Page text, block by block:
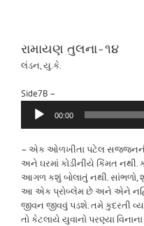
રામાયણ તુલના-૧૪
લંડન, યુ.કે.
Side7B –
00:00
– એક ઓળખીતા પટેલ સજ્જનની
અને ઘરમાં કોડીનીયે કિંમત
આગળ કશું બોલાતું નથી.
આ એક પ્રોબ્લેમ છે અને એને નહિ
જીવન જીવવું પડશે. તમે કુદરતી
તો કેટલાયે યુવાનો પરણ્યા